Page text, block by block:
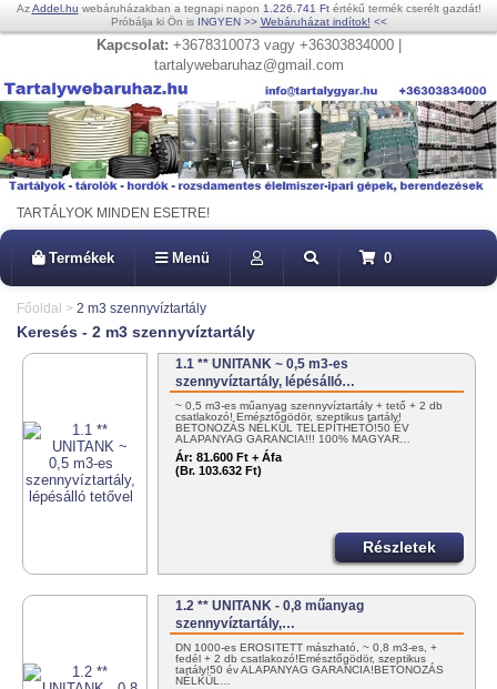
AzAddel.hu webáruházakban a tegnapi napon 1.226.741 Ftértékű termék cserélt gazdát!
Próbálja ki Ön is INGYEN >> Webáruházat indítok! <<
Kapcsolat: +3678310073 vagy +36303834000 |
tartalywebaruhaz@gmail.com
TARTÁLYOK MINDEN ESETRE!
Termékek Menü 0
Főoldal > 2 m3 szennyvíztartály
Keresés - 2 m3 szennyvíztartály
1.1 ** UNITANK ~ 0,5 m3-es
szennyvíztartály, lépésálló…
~ 0,5 m3-es műanyag szennyvíztartály + tető + 2 db
csatlakozó! Emésztőgödör, szeptikus tartály!
BETONOZÁS NÉLKÜL TELEPÍTHETŐ!50 ÉV
ALAPANYAG GARANCIA!!! 100% MAGYAR…
Ár: 81.600 Ft + Áfa
(Br. 103.632 Ft)
Részletek
1.2 ** UNITANK - 0,8 műanyag
szennyvíztartály,…
DN 1000-es ERŐSÍTETT mászható, ~ 0,8 m3-es, +
fedél + 2 db csatlakozó!Emésztőgödör, szeptikus
tartály!50 év ALAPANYAG GARANCIA!BETONOZÁS
NÉLKÜL…